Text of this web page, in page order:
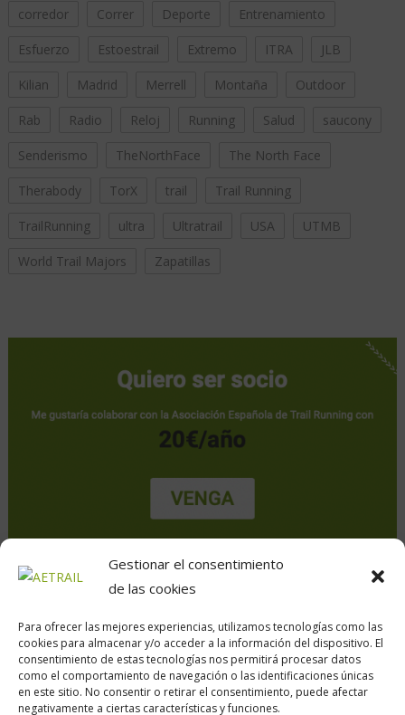
Gestionar el consentimiento
de las cookies
Para ofrecer las mejores experiencias, utilizamos tecnologías como las
cookies para almacenar y/o acceder a la información del dispositivo. El
consentimiento de estas tecnologías nos permitirá procesar datos
como el comportamiento de navegación o las identificaciones únicas
en este sitio. No consentir o retirar el consentimiento, puede afectar
negativamente a ciertas características y funciones.
corredor Correr Deporte Entrenamiento
Esfuerzo Estoestrail Extremo ITRA JLB
Kilian Madrid Merrell Montaña Outdoor
Rab Radio Reloj Running Salud saucony
Senderismo TheNorthFace The North Face
Therabody TorX trail Trail Running
TrailRunning ultra Ultratrail USA UTMB
World Trail Majors Zapatillas
Calle Daoiz, 12, Madrid